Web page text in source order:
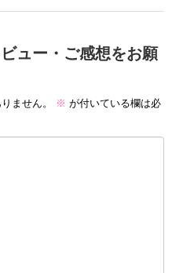
ュー・ご感想をお願
ません。 ※ が付いている欄は必